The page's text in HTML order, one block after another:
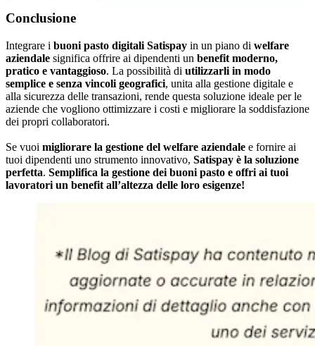
Conclusione
Integrare i buoni pasto digitali Satispay in un piano di welfare
aziendale significa offrire ai dipendenti un benefit moderno,
pratico e vantaggioso. La possibilità di utilizzarli in modo
semplice e senza vincoli geografici, unita alla gestione digitale e
alla sicurezza delle transazioni, rende questa soluzione ideale per le
aziende che vogliono ottimizzare i costi e migliorare la soddisfazione
dei propri collaboratori.
Se vuoi migliorare la gestione del welfare aziendale e fornire ai
tuoi dipendenti uno strumento innovativo, Satispay è la soluzione
perfetta. Semplifica la gestione dei buoni pasto e offri ai tuoi
lavoratori un benefit all’altezza delle loro esigenze!